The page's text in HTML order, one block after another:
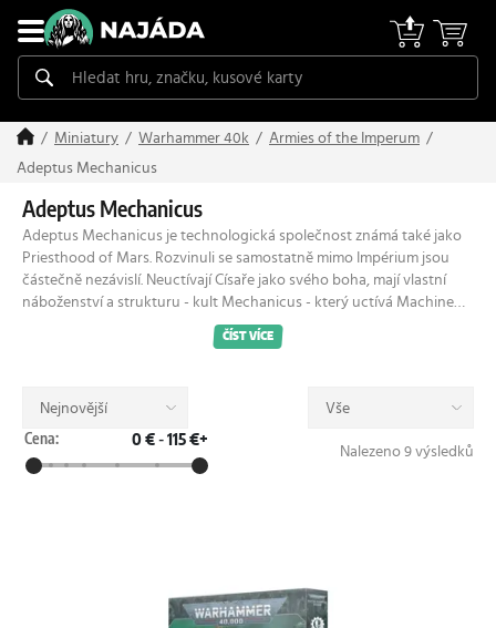
Miniatury Warhammer 40k
Armies of the Imperum
Adeptus Mechanicus
Adeptus Mechanicus
Adeptus Mechanicus je technologická společnost známá také jako
Priesthood of Mars. Rozvinuli se samostatně mimo Impérium jsou
částečně nezávislí. Neuctívají Císaře jako svého boha, mají vlastní
náboženství a strukturu - kult Mechanicus - který uctívá Machine
Goda. Tech-Priesti kultu jsou kyberneticky vylepšeni a počet
vylepšení závisí na jejich ranku v kultu. Členi společnosti se nerodí,
ČÍST VÍCE
Nejnovější
Vše
Cena:
0 € - 115 €+
Nalezeno 9 výsledků